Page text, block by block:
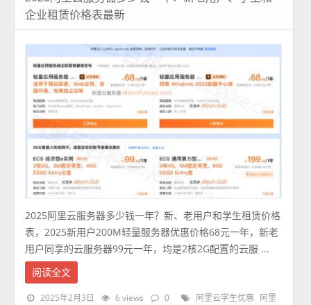
企业租赁价格表最新
2025阿里云服务器多少钱一年？新、老用户和学生租赁价格
表，2025新用户200M轻量服务器优惠价格68元一年，新老
用户同享的云服务器99元一年，均是2核2G配置的云服 ...
阅读全文
2025年2月3日 6 views 0 阿里云学生优惠
阿里